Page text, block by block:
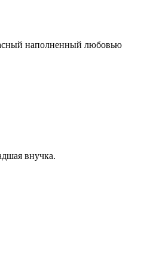
наполненный любовью
внучка.